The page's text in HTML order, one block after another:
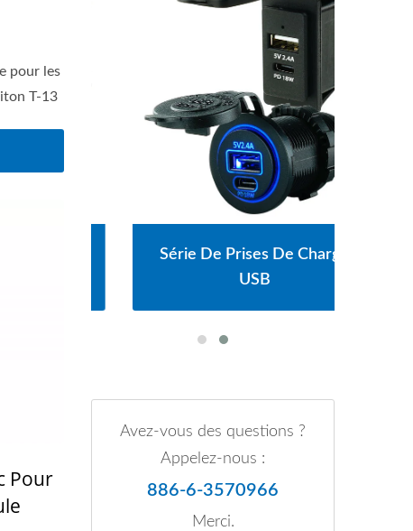
pour les
T-13
Pour
Série De Prises De Charge
Avez-vous des questions ?
Appelez-nous :
886-6-3570966
Merci.